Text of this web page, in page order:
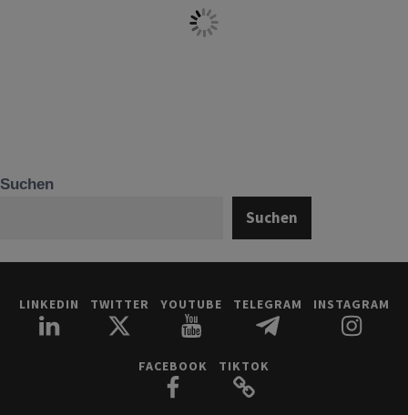
Suchen
Suchen
LINKEDIN TWITTER YOUTUBE TELEGRAM INSTAGRAM
FACEBOOK TIKTOK